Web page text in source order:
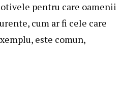
pentru care oamenii
cum ar fi cele care
este comun,